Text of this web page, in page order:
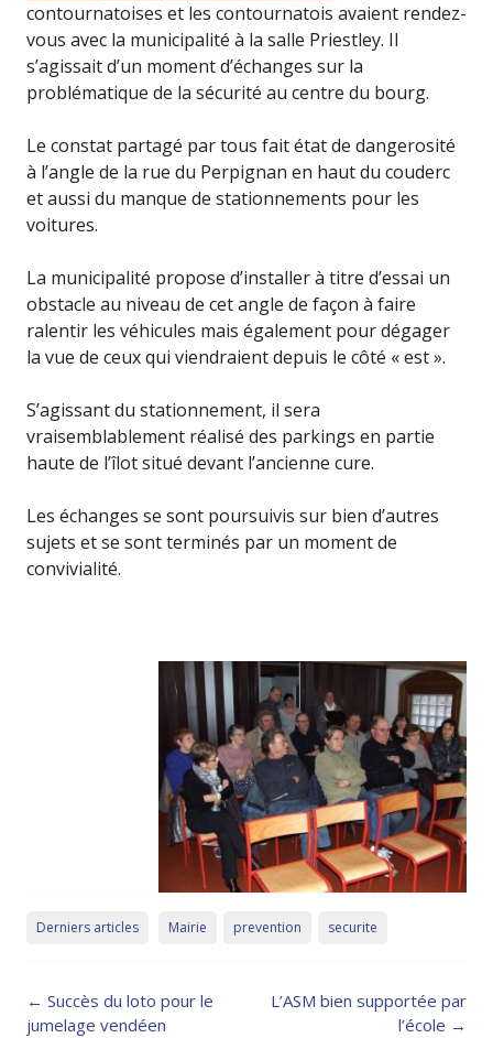
contournatoises et les contournatois avaient rendez-
vous avec la municipalité à la salle Priestley. Il
s’agissait d’un moment d’échanges sur la
problématique de la sécurité au centre du bourg.
Le constat partagé par tous fait état de dangerosité
à l’angle de la rue du Perpignan en haut du couderc
et aussi du manque de stationnements pour les
voitures.
La municipalité propose d’installer à titre d’essai un
obstacle au niveau de cet angle de façon à faire
ralentir les véhicules mais également pour dégager
la vue de ceux qui viendraient depuis le côté « est ».
S’agissant du stationnement, il sera
vraisemblablement réalisé des parkings en partie
haute de l’îlot situé devant l’ancienne cure.
Les échanges se sont poursuivis sur bien d’autres
sujets et se sont terminés par un moment de
convivialité.
Derniers articles Mairie prevention securite
Post
navigation
← Succès du loto pour le
jumelage vendéen
L’ASM bien supportée par
l’école →